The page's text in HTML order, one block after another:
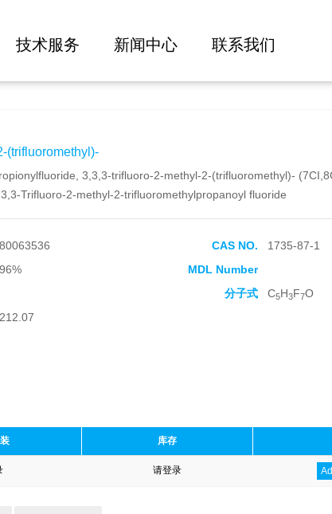
技术服务 新闻中心 联系我们
(trifluoromethyl)-
3,3,3-trifluoro-2-methyl-2-(trifluoromethyl)-
Trifluoro-2-methyl-2-trifluoromethylpropanoyl fluoride
80063536 CAS NO.
1735-87-1
96%
MDL Number
分子式 C5H3F7O
212.07
库存
请登录